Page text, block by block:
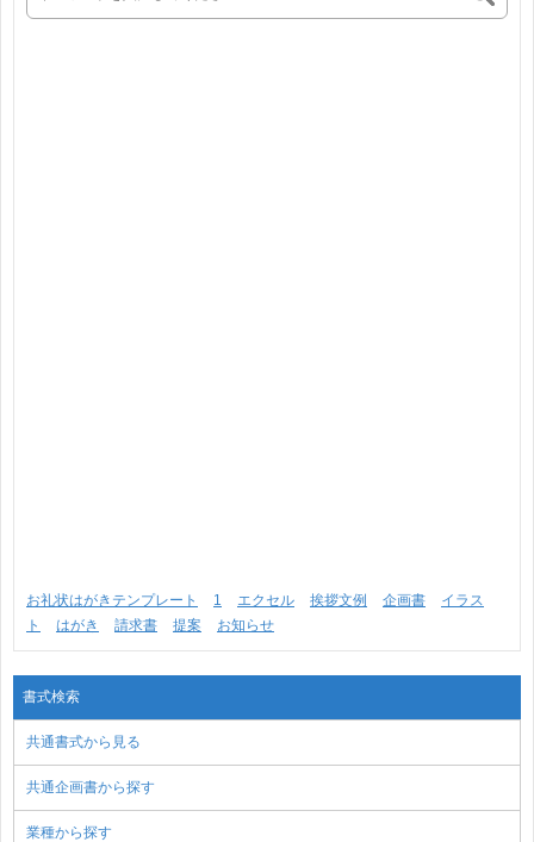
お礼状はがきテンプレート 1 エクセル 挨拶文例 企画書
イラス
ト
はがき 請求書 提案 お知らせ
書式検索
共通書式から見る
共通企画書から探す
業種から探す